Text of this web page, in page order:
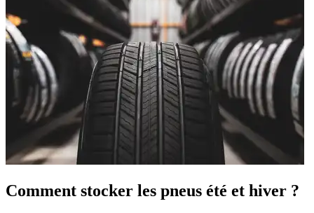
Comment stocker les pneus été et hiver ?